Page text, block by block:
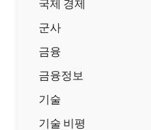
국제 경제
군사
금융
금융정보
기술
기술 비평